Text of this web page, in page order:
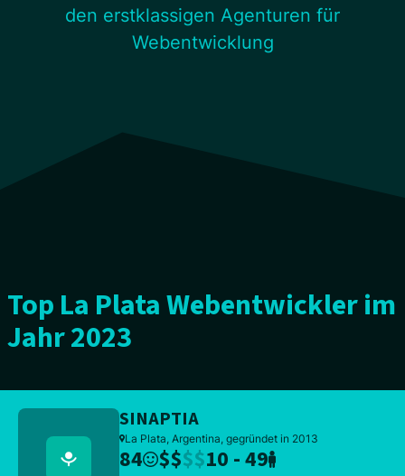
den erstklassigen Agenturen für
Webentwicklung
Top La Plata Webentwickler im
Jahr 2023
SINAPTIA
La Plata, Argentina, gegründet in 2013
84 $$$$10 - 49